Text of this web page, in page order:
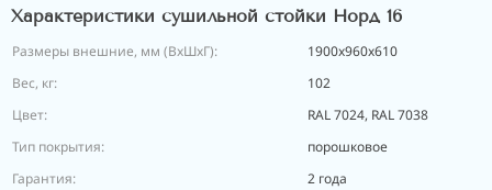
Характеристики сушильной стойки Норд 16
Размеры внешние, мм (ВхШхГ):
1900x960x610
Вес, кг:
102
Цвет:
RAL 7024, RAL 7038
Тип покрытия:
порошковое
Гарантия:
2 года